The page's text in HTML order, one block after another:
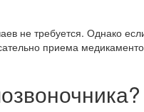
не требуется. Однако
приема